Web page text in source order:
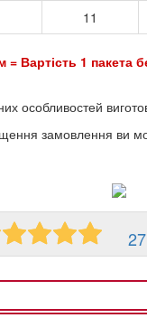
11
= Вартість 1 пакета
особливостей
замовлення ви